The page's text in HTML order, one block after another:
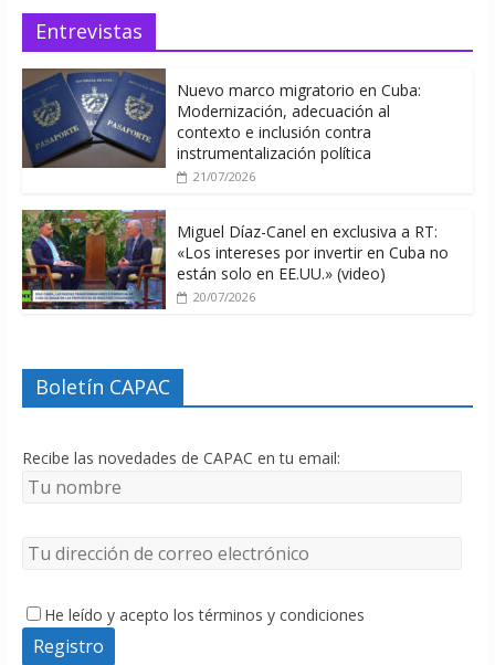
Entrevistas
Nuevo marco migratorio en Cuba:
Modernización, adecuación al
contexto e inclusión contra
instrumentalización política
21/07/2026
Miguel Díaz-Canel en exclusiva a RT:
«Los intereses por invertir en Cuba no
están solo en EE.UU.» (video)
20/07/2026
Boletín CAPAC
Recibe las novedades de CAPAC en tu email:
He leído y acepto los términos y condiciones